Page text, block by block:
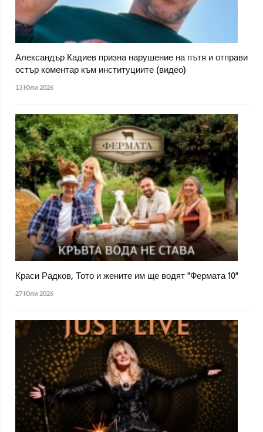
Александър Кадиев призна нарушение на пътя и отправи
остър коментар към институциите (видео)
13 Юли 2026
Краси Радков, Тото и жените им ще водят "Фермата 10"
27 Юли 2026